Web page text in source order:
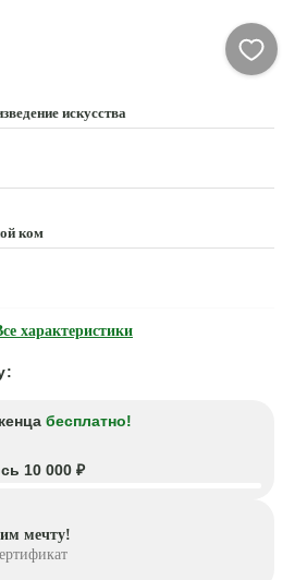
искусства
ком
характеристики
бесплатно!
10 000 ₽
мечту!